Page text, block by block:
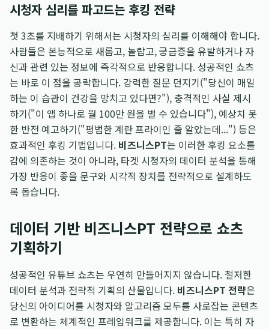
시청자 심리를 파고드는 후킹 전략
첫 3초를 지배하기 위해서는 시청자의 심리를 이해해야 합니다.
사람들은 본능적으로 새롭고, 놀랍고, 궁금증을 유발하거나 자
신과 관련 있는 정보에 즉각적으로 반응합니다. 성공적인 쇼츠
는 바로 이 점을 공략합니다. 강력한 질문 던지기("당신이 매일
하는 이 습관이 건강을 망치고 있다면?"), 충격적인 사실 제시
하기("이 앱 하나로 월 100만 원을 벌 수 있습니다"), 예상치 못
한 반전 예고하기("평범한 계란 프라이인 줄 알았는데...") 등은
효과적인 후킹 기법입니다. 비즈니스PT는 이러한 후킹 요소를
감에 의존하는 것이 아니라, 타겟 시청자의 데이터 분석을 통해
가장 반응이 좋을 문구와 시각적 장치를 전략적으로 설계하도
록 돕습니다.
데이터 기반 비즈니스PT 전략으로 쇼츠
기획하기
성공적인 유튜브 쇼츠는 우연히 만들어지지 않습니다. 철저한
데이터 분석과 전략적 기획의 산물입니다. 비즈니스PT 전략은
당신의 아이디어를 시청자와 알고리즘 모두를 사로잡는 콘텐츠
로 변환하는 체계적인 프레임워크를 제공합니다. 이는 특히 자